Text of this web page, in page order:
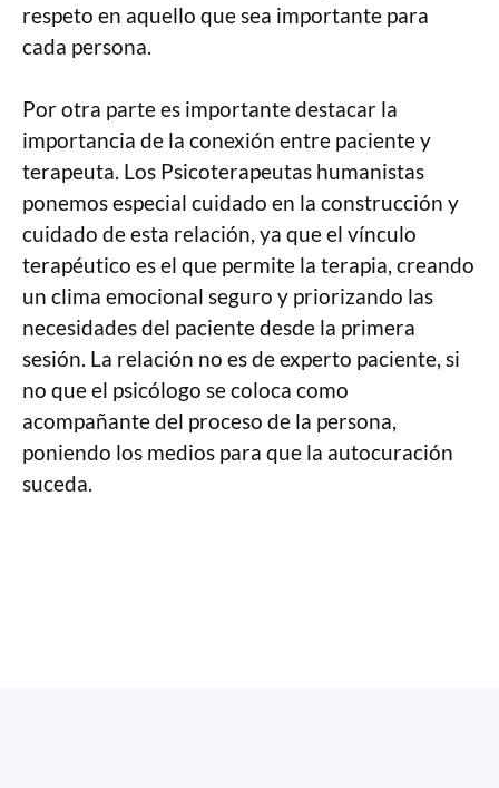
respeto en aquello que sea importante para
cada persona.
Por otra parte es importante destacar la
importancia de la conexión entre paciente y
terapeuta. Los Psicoterapeutas humanistas
ponemos especial cuidado en la construcción y
cuidado de esta relación, ya que el vínculo
terapéutico es el que permite la terapia, creando
un clima emocional seguro y priorizando las
necesidades del paciente desde la primera
sesión. La relación no es de experto paciente, si
no que el psicólogo se coloca como
acompañante del proceso de la persona,
poniendo los medios para que la autocuración
suceda.